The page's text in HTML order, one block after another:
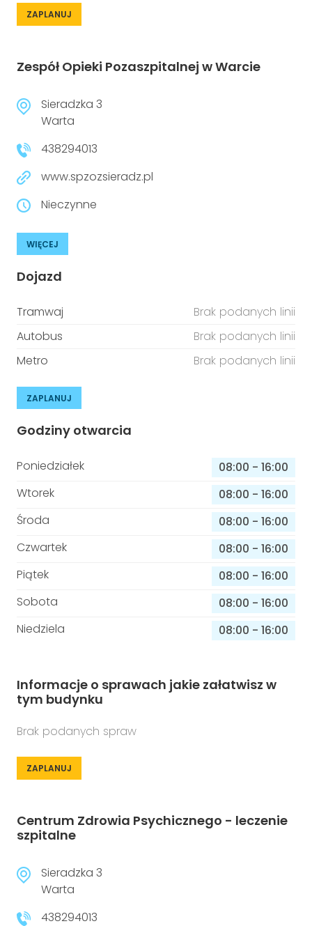
ZAPLANUJ
Zespół Opieki Pozaszpitalnej w Warcie
Sieradzka 3
Warta
438294013
www.spzozsieradz.pl
Nieczynne
WIĘCEJ
Dojazd
Tramwaj
Brak podanych linii
Autobus
Brak podanych linii
Metro
Brak podanych linii
ZAPLANUJ
Godziny otwarcia
Poniedziałek 08:00 - 16:00
Wtorek
08:00 - 16:00
Środa
08:00 - 16:00
Czwartek
08:00 - 16:00
Piątek
08:00 - 16:00
Sobota
08:00 - 16:00
Niedziela
08:00 - 16:00
Informacje o sprawach jakie załatwisz w
tym budynku
Brak podanych spraw
ZAPLANUJ
Centrum Zdrowia Psychicznego - leczenie
szpitalne
Sieradzka 3
Warta
438294013